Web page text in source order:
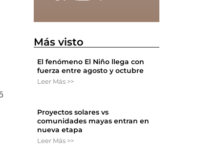
Más visto
El fenómeno El Niño llega con
fuerza entre agosto y octubre
Leer Más >>
Proyectos solares vs
comunidades mayas entran en
nueva etapa
Leer Más >>